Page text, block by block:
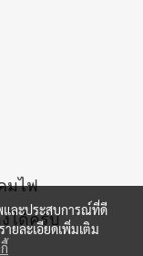
มไฟ
ได้ครับ
และประสบการณ์ที่ดี
ยละเอียดเพิ่มเติม